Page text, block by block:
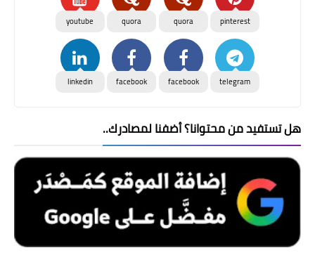
pinterest
quora
quora
youtube
telegram
facebook
facebook
linkedin
هل تستفيد من محتوانا؟ أضفنا لمصادرك..